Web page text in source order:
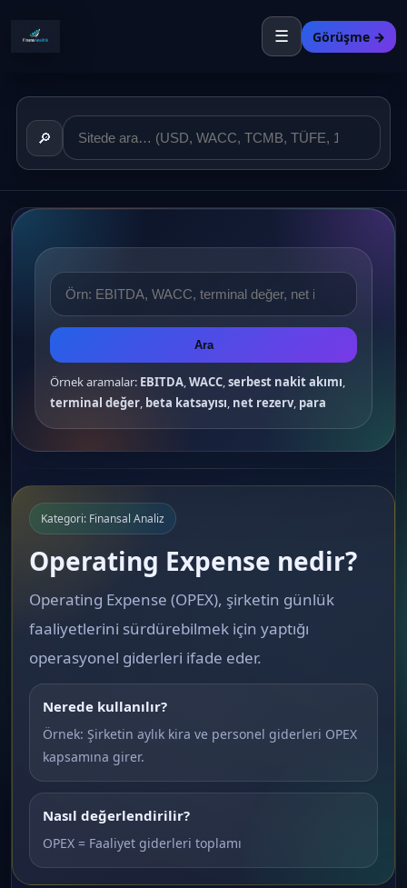
☰ Görüşme →
🔎
Ara
Örnek aramalar: EBITDA,WACC,serbest nakit akımı,
terminal değer, beta katsayısı, net rezerv, para
Kategori: Finansal Analiz
Operating Expense nedir?
Operating Expense (OPEX), şirketin günlük
faaliyetlerini sürdürebilmek için yaptığı
operasyonel giderleri ifade eder.
Nerede kullanılır?
Örnek: Şirketin aylık kira ve personel giderleri OPEX
kapsamına girer.
Nasıl değerlendirilir?
OPEX = Faaliyet giderleri toplamı